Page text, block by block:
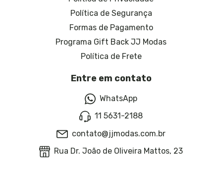
Política de Segurança
Formas de Pagamento
Programa Gift Back JJ Modas
Política de Frete
Entre em contato
WhatsApp
11 5631-2188
contato@jjmodas.com.br
Rua Dr. João de Oliveira Mattos, 23